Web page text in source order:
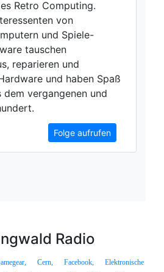
Retro Computing.
von
und Spiele-
tauschen
reparieren und
und haben Spaß
dem vergangenen und
Folge aufrufen
Radio
Cern, Facebook,
Elektronische